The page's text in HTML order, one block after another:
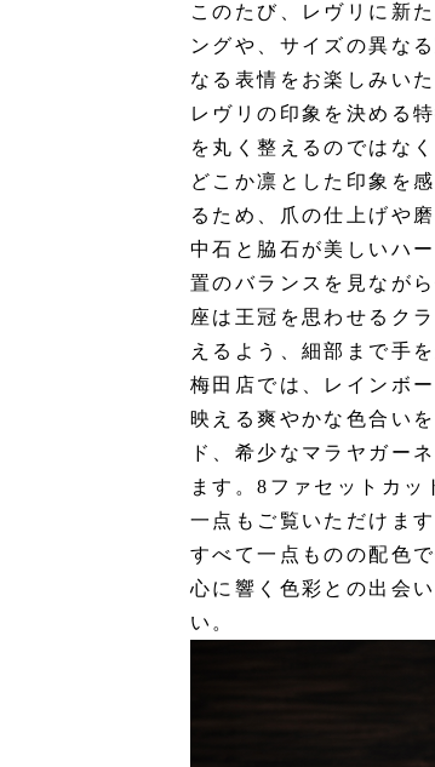
このたび、レヴリに新
ングや、サイズの異な
なる表情をお楽しみいた
レヴリの印象を決める
を丸く整えるのではな
どこか凛とした印象を
るため、爪の仕上げや
中石と脇石が美しいハ
置のバランスを見なが
座は王冠を思わせるク
えるよう、細部まで手
梅田店では、レインボ
映える爽やかな色合い
ド、希少なマラヤガー
ます。8ファセットカ
一点もご覧いただけます
すべて一点ものの配色
心に響く色彩との出会
い。